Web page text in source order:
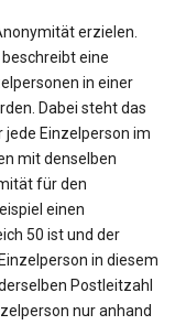
erzielen.
eine
in einer
Dabei steht das
jede Einzelperson im
mit denselben
für den
einen
50 ist und der
in diesem
Postleitzahl
nur anhand